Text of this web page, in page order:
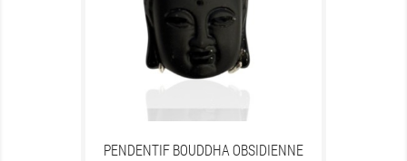
PENDENTIF BOUDDHA OBSIDIENNE